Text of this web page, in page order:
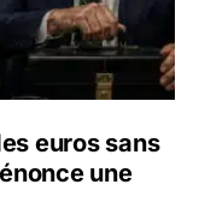
euros sans
une